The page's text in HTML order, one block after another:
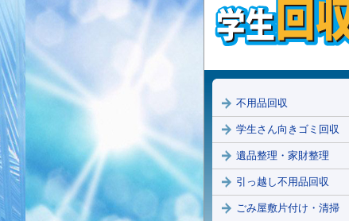
不用品回収
学生さん向きゴミ回収
遺品整理・家財整理
引っ越し不用品回収
ごみ屋敷片付け・清掃